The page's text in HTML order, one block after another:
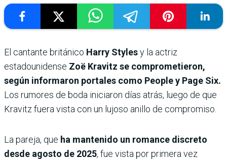
El cantante británico Harry Stylesy la actriz
estadounidense Zoë Kravitz se comprometieron,
según informaron portales como People y Page Six.
Los rumores de boda iniciaron días atrás, luego de que
Kravitz fuera vista con un lujoso anillo de compromiso.
​La pareja, que ha mantenido un romance discreto
desde agosto de 2025, fue vista por primera vez